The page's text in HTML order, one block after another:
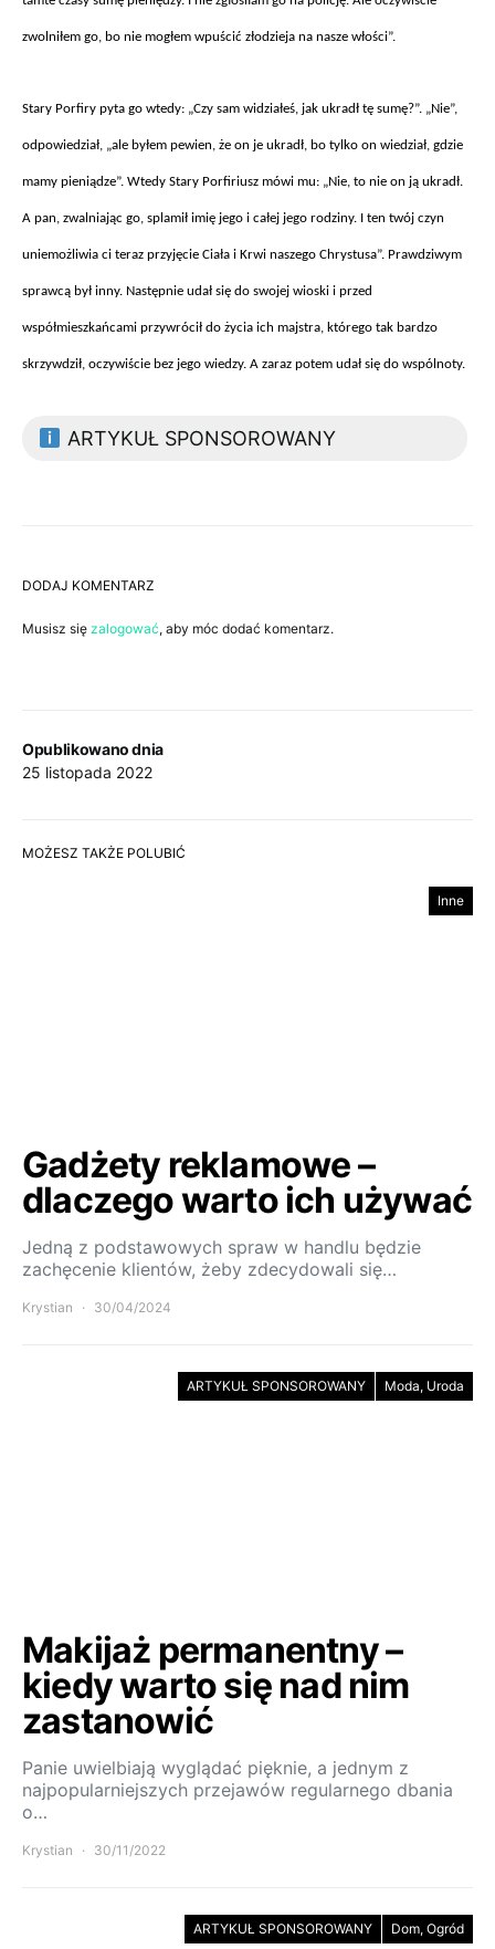
Opublikowano dnia
25 listopada 2022
zwolniłem go, bo nie mogłem wpuścić złodzieja na nasze włości”.
Stary Porfiry pyta go wtedy: „Czy sam widziałeś, jak ukradł tę sumę?”. „Nie”,
odpowiedział, „ale byłem pewien, że on je ukradł, bo tylko on wiedział, gdzie
mamy pieniądze”. Wtedy Stary Porfiriusz mówi mu: „Nie, to nie on ją ukradł.
A pan, zwalniając go, splamił imię jego i całej jego rodziny. I ten twój czyn
uniemożliwia ci teraz przyjęcie Ciała i Krwi naszego Chrystusa”. Prawdziwym
sprawcą był inny. Następnie udał się do swojej wioski i przed
współmieszkańcami przywrócił do życia ich majstra, którego tak bardzo
skrzywdził, oczywiście bez jego wiedzy. A zaraz potem udał się do wspólnoty.
ARTYKUŁ SPONSOROWANY
DODAJ KOMENTARZ
Musisz się zalogować, aby móc dodać komentarz.
MOŻESZ TAKŻE POLUBIĆ
Inne
Gadżety reklamowe –
dlaczego warto ich używać
Jedną z podstawowych spraw w handlu będzie
zachęcenie klientów, żeby zdecydowali się…
Krystian 30/04/2024
ARTYKUŁ SPONSOROWANY Moda, Uroda
Makijaż permanentny –
kiedy warto się nad nim
zastanowić
Panie uwielbiają wyglądać pięknie, a jednym z
najpopularniejszych przejawów regularnego dbania
o…
Krystian 30/11/2022
ARTYKUŁ SPONSOROWANY Dom, Ogród